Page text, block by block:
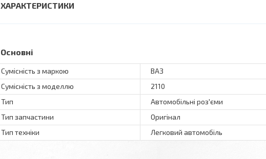
ХАРАКТЕРИСТИКИ
Основні
Сумісність з маркою
ВАЗ
Сумісність з моделлю
2110
Тип
Автомобільні роз'єми
Тип запчастини
Оригінал
Тип техніки
Легковий автомобіль